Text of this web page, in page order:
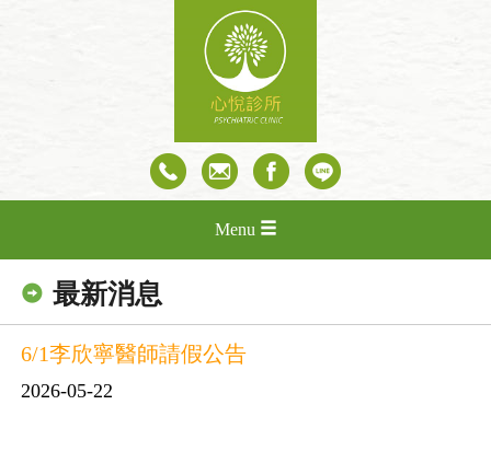
Menu
最新消息
6/1李欣寧醫師請假公告
2026-05-22